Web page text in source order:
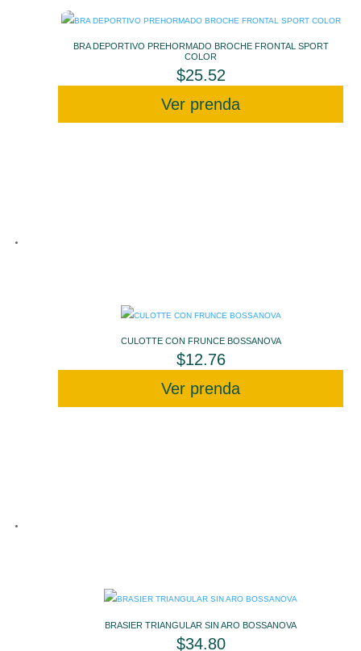
BRA DEPORTIVO PREHORMADO BROCHE FRONTAL SPORT
COLOR
$25.52
Ver prenda
CULOTTE CON FRUNCE BOSSANOVA
$12.76
Ver prenda
BRASIER TRIANGULAR SIN ARO BOSSANOVA
$34.80